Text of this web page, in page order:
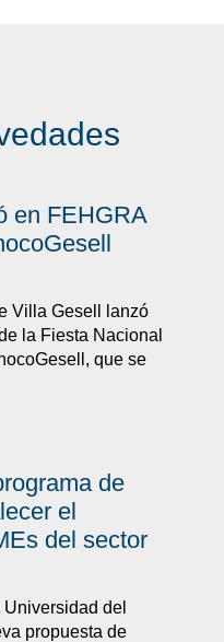
en FEHGRA
Villa Gesell lanzó
la Fiesta Nacional
que se
de
el
del sector
del
propuesta de